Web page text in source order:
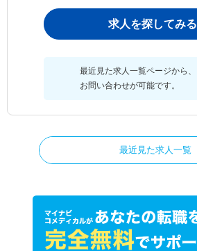
求人を探してみる
最近見た求人一覧ページから、
お問い合わせが可能です。
最近見た求人一覧